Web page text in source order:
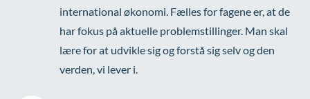
international økonomi. Fælles for fagene er, at de
har fokus på aktuelle problemstillinger. Man skal
lære for at udvikle sig og forstå sig selv og den
verden, vi lever i.